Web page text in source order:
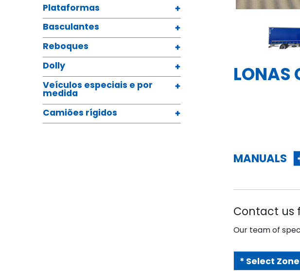
Plataformas
Basculantes
Reboques
Dolly
Veículos especiais e por
medida
Camiões rígidos
LONAS
MANUALS
Contact us
Our team of